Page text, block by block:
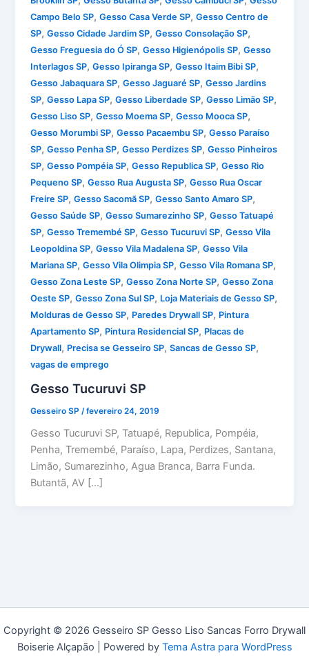
Campo Belo SP,Gesso Casa Verde SP,Gesso Centro de
SP,Gesso Cidade Jardim SP,Gesso Consolação SP,
Gesso Freguesia do Ó SP,Gesso Higienópolis SP,Gesso
Interlagos SP,Gesso Ipiranga SP,Gesso Itaim Bibi SP,
Gesso Jabaquara SP,Gesso Jaguaré SP,Gesso Jardins
SP,Gesso Lapa SP,Gesso Liberdade SP,Gesso Limão SP,
Gesso Liso SP,Gesso Moema SP,Gesso Mooca SP,
Gesso Morumbi SP,Gesso Pacaembu SP,Gesso Paraíso
SP,Gesso Penha SP,Gesso Perdizes SP,Gesso Pinheiros
SP,Gesso Pompéia SP,Gesso Republica SP,Gesso Rio
Pequeno SP,Gesso Rua Augusta SP,Gesso Rua Oscar
Freire SP,Gesso Sacomã SP,Gesso Santo Amaro SP,
Gesso Saúde SP,Gesso Sumarezinho SP,Gesso Tatuapé
SP,Gesso Tremembé SP,Gesso Tucuruvi SP,Gesso Vila
Leopoldina SP,Gesso Vila Madalena SP,Gesso Vila
Mariana SP,Gesso Vila Olimpia SP,Gesso Vila Romana SP,
Gesso Zona Leste SP,Gesso Zona Norte SP,Gesso Zona
Oeste SP,Gesso Zona Sul SP, Loja Materiais de Gesso SP,
Molduras de Gesso SP, Paredes Drywall SP, Pintura
Apartamento SP, Pintura Residencial SP, Placas de
Drywall, Precisa se Gesseiro SP,Sancas de Gesso SP,
vagas de emprego
Gesso Tucuruvi SP
Gesseiro SP /fevereiro 24, 2019
Gesso Tucuruvi SP, Tatuapé, Republica, Pompéia,
Penha, Tremembé, Paraíso, Lapa, Perdizes, Santana,
Limão, Sumarezinho, Agua Branca, Barra Funda.
Butantã, AV […]
Copyright © 2026 Gesseiro SP Gesso Liso Sancas Forro Drywall
Boiserie Alçapão | Powered by Tema Astra para WordPress